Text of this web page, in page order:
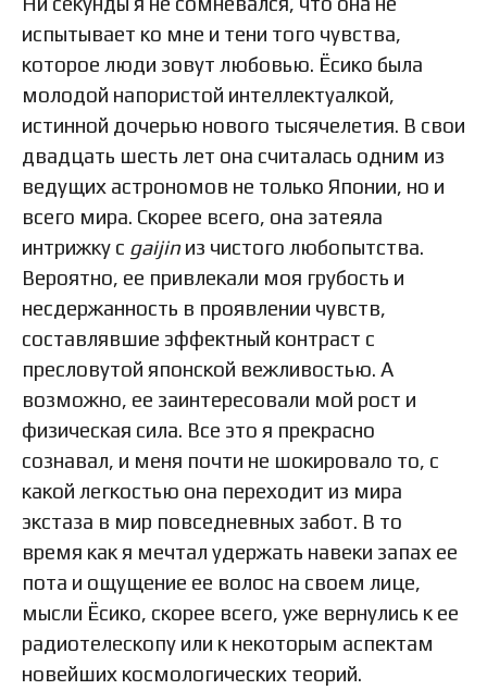
испытывает ко мне и тени того чувства,
которое люди зовут любовью. Ёсико была
молодой напористой интеллектуалкой,
истинной дочерью нового тысячелетия. В свои
двадцать шесть лет она считалась одним из
ведущих астрономов не только Японии, но и
всего мира. Скорее всего, она затеяла
интрижку с gaijinиз чистого любопытства.
Вероятно, ее привлекали моя грубость и
несдержанность в проявлении чувств,
составлявшие эффектный контраст с
пресловутой японской вежливостью. А
возможно, ее заинтересовали мой рост и
физическая сила. Все это я прекрасно
сознавал, и меня почти не шокировало то, с
какой легкостью она переходит из мира
экстаза в мир повседневных забот. В то
время как я мечтал удержать навеки запах ее
пота и ощущение ее волос на своем лице,
мысли Ёсико, скорее всего, уже вернулись к ее
радиотелескопу или к некоторым аспектам
новейших космологических теорий.